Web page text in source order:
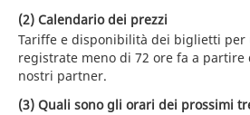
(2) Calendario dei prezzi
Tariffe e disponibilità dei biglietti per
registrate meno di 72 ore fa a
nostri partner.
(3) Quali sono gli orari dei prossimi